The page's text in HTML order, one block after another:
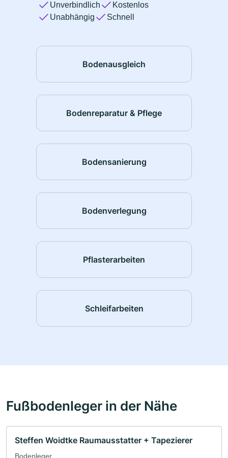
Unverbindlich
Kostenlos
Unabhängig
Schnell
Bodenausgleich
Bodenreparatur & Pflege
Bodensanierung
Bodenverlegung
Pflasterarbeiten
Schleifarbeiten
Fußbodenleger in der Nähe
Steffen Woidtke Raumausstatter + Tapezierer
Bodenleger